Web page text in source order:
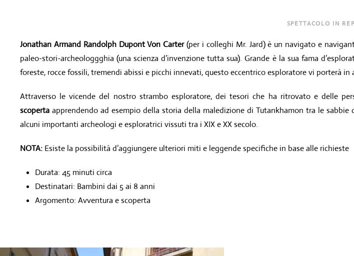
SPETTACOLO IN
Jonathan Armand Randolph Dupont Von Carter(per i colleghi Mr. Jard) è un navigato e
paleo-stori-archeologgghia (una scienza d’invenzione tutta sua). Grande è la sua fama
foreste, rocce fossili, tremendi abissi e picchi innevati, questo eccentrico esploratore vi porterà
Attraverso le vicende del nostro strambo esploratore, dei tesori che ha ritrovato e delle
scoperta apprendendo ad esempio della storia della maledizione di Tutankhamon tra le
alcuni importanti archeologi e esploratrici vissuti tra i XIX e XX secolo.
NOTA: Esiste la possibilità d’aggiungere ulteriori miti e leggende specifiche in base alle richieste
Durata: 45 minuti circa
Destinatari: Bambini dai 5 ai 8 anni
Argomento: Avventura e scoperta